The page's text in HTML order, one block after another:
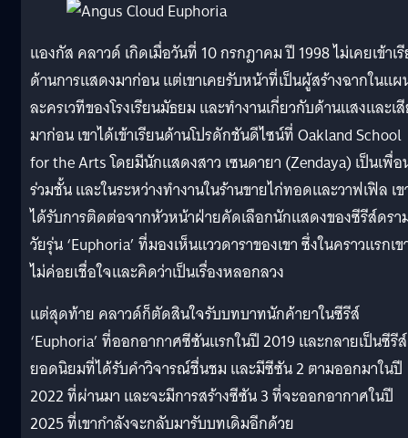
แองกัส คลาวด์ เกิดเมื่อวันที่ 10 กรกฎาคม ปี 1998 ไม่เคยเข้าเ
ด้านการแสดงมาก่อน แต่เขาเคยรับหน้าที่เป็นผู้สร้างฉากในแ
ละครเวทีของโรงเรียนมัธยม และทำงานเกี่ยวกับด้านแสงและเ
มาก่อน เขาได้เข้าเรียนด้านโปรดักชันดีไซน์ที่ Oakland School
for the Arts โดยมีนักแสดงสาว เซนดายา (Zendaya) เป็นเพื่อ
ร่วมชั้น และในระหว่างทำงานในร้านขายไก่ทอดและวาฟเฟิล เ
ได้รับการติดต่อจากหัวหน้าฝ่ายคัดเลือกนักแสดงของซีรีส์ดรา
วัยรุ่น ‘Euphoria’ ที่มองเห็นแววดาราของเขา ซึ่งในคราวแรกเข
ไม่ค่อยเชื่อใจและคิดว่าเป็นเรื่องหลอกลวง
แต่สุดท้าย คลาวด์ก็ตัดสินใจรับบทบาทนักค้ายาในซีรีส์
‘Euphoria’ ที่ออกอากาศซีซันแรกในปี 2019 และกลายเป็นซีรีส์
ยอดนิยมที่ได้รับคำวิจารณ์ชื่นชม และมีซีซัน 2 ตามออกมาในปี
2022 ที่ผ่านมา และจะมีการสร้างซีซัน 3 ที่จะออกอากาศในปี
2025 ที่เขากำลังจะกลับมารับบทเดิมอีกด้วย